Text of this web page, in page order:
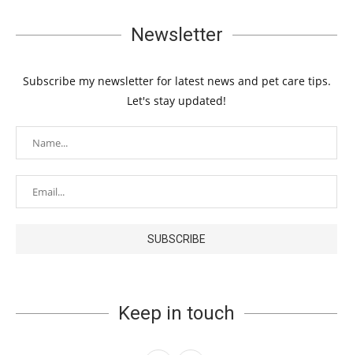
Newsletter
Subscribe my newsletter for latest news and pet care tips.
Let's stay updated!
Keep in touch